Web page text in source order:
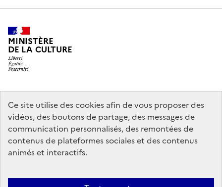
Ce site utilise des cookies afin de vous proposer des
vidéos, des boutons de partage, des messages de
communication personnalisés, des remontées de
contenus de plateformes sociales et des contenus
animés et interactifs.
MINISTÈRE
DE LA CULTURE
legifrance.gouv.fr
info.gouv.fr
service-public.gouv.fr
data.gouv.fr
Politique d’utilisation des témoins de connexion (cookies)